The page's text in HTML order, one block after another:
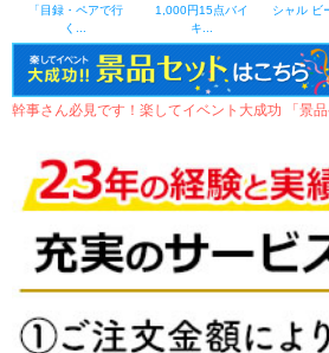
「目録・ペアで行
く...
1,000円15点バイ
キ...
シャル ビ
幹事さん必見です！楽してイベント大成功 「景